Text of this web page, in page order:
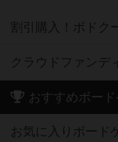
割引購入！ボドク
クラウドファンデ
おすすめボー
お気に入りボード